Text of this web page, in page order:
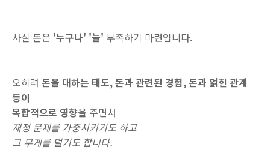
사실 돈은 '누구나' '늘' 부족하기 마련입니다.
오히려 돈을 대하는 태도, 돈과 관련된 경험, 돈과 얽힌 관계
등이
복합적으로 영향을 주면서
재정 문제를 가중시키기도 하고
그 무게를 덜기도 합니다.